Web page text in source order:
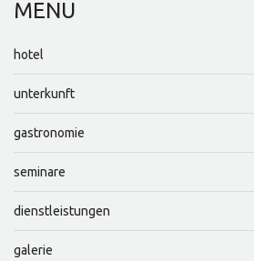
MENU
hotel
unterkunft
gastronomie
seminare
dienstleistungen
galerie